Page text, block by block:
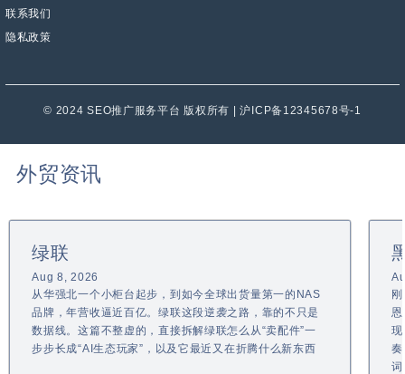
联系我们
隐私政策
© 2024 SEO推广服务平台 版权所有 | 沪ICP备12345678号-1
外贸资讯
绿联
Aug 8, 2026
从华强北一个小柜台起步，到如今全球出货量第一的NAS
品牌，年营收逼近百亿。绿联这段逆袭之路，靠的不只是
数据线。这篇不整虚的，直接拆解绿联怎么从“卖配件”一
步步长成“AI生态玩家”，以及它最近又在折腾什么新东西
恩
现
奏
词